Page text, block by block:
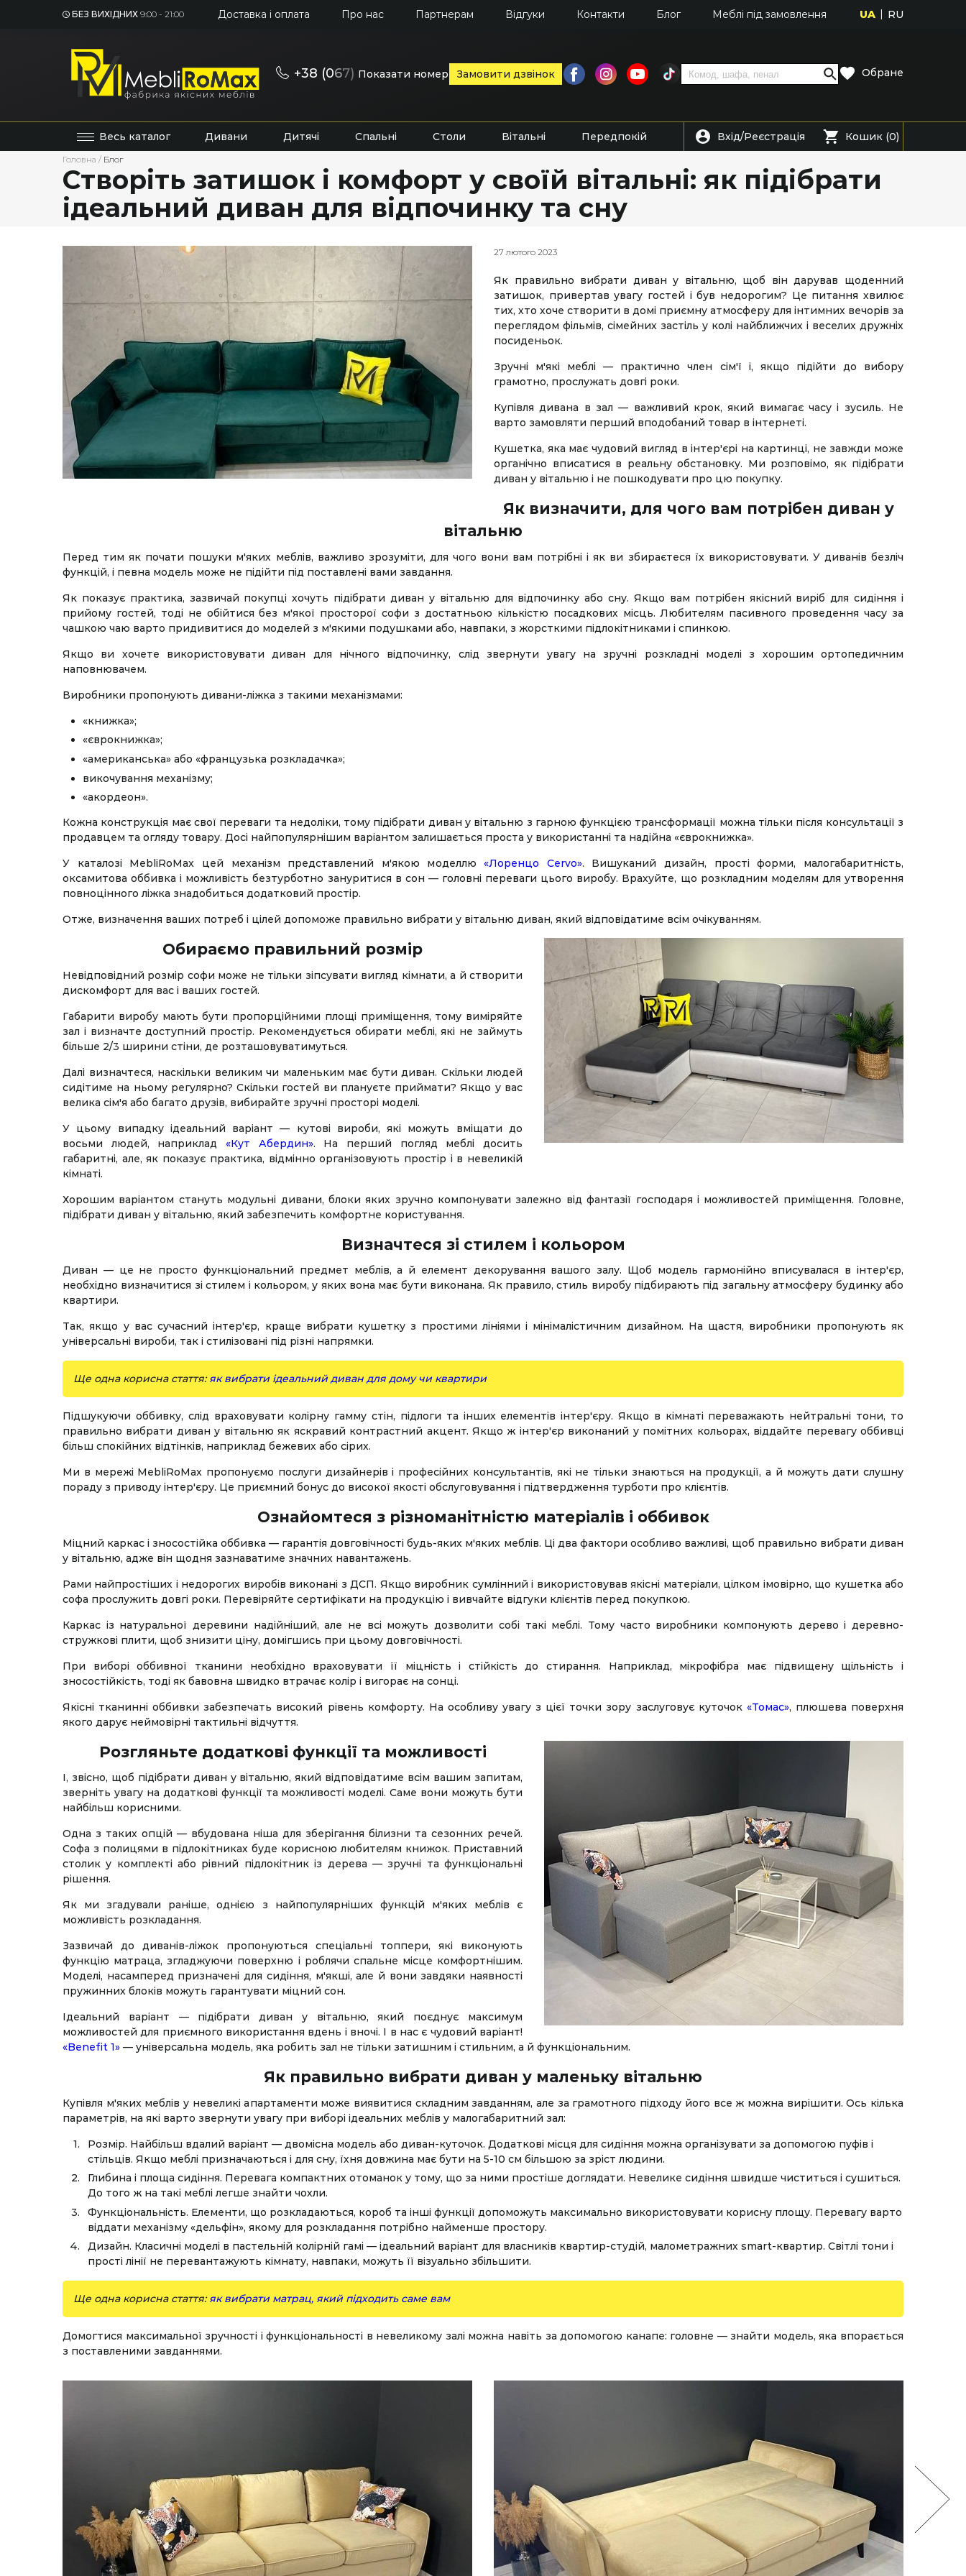
БЕЗ ВИХІДНИХ 9:00 - 21:00 Доставка і оплата Про нас Партнерам Відгуки Контакти Блог Меблі під замовлення UA RU
+38 (067) Показати номер Замовити дзвінок Обране
Весь каталог Дивани Дитячі Спальні Столи Вітальні Передпокій Вхід/Реєстрація Кошик (0)
Головна / Блог
Створіть затишок і комфорт у своїй вітальні: як підібрати
ідеальний диван для відпочинку та сну
27 лютого 2023
Як правильно вибрати диван у вітальню, щоб він дарував щоденний
затишок, привертав увагу гостей і був недорогим? Це питання хвилює
тих, хто хоче створити в домі приємну атмосферу для інтимних вечорів за
переглядом фільмів, сімейних застіль у колі найближчих і веселих дружніх
посиденьок.
Зручні м'які меблі — практично член сім'ї і, якщо підійти до вибору
грамотно, прослужать довгі роки.
Купівля дивана в зал — важливий крок, який вимагає часу і зусиль. Не
варто замовляти перший вподобаний товар в інтернеті.
Кушетка, яка має чудовий вигляд в інтер'єрі на картинці, не завжди може
органічно вписатися в реальну обстановку. Ми розповімо, як підібрати
диван у вітальню і не пошкодувати про цю покупку.
Як визначити, для чого вам потрібен диван у
вітальню
Перед тим як почати пошуки м'яких меблів, важливо зрозуміти, для чого вони вам потрібні і як ви збираєтеся їх використовувати. У диванів безліч
функцій, і певна модель може не підійти під поставлені вами завдання.
Як показує практика, зазвичай покупці хочуть підібрати диван у вітальню для відпочинку або сну. Якщо вам потрібен якісний виріб для сидіння і
прийому гостей, тоді не обійтися без м'якої просторої софи з достатньою кількістю посадкових місць. Любителям пасивного проведення часу за
чашкою чаю варто придивитися до моделей з м'якими подушками або, навпаки, з жорсткими підлокітниками і спинкою.
Якщо ви хочете використовувати диван для нічного відпочинку, слід звернути увагу на зручні розкладні моделі з хорошим ортопедичним
наповнювачем.
Виробники пропонують дивани-ліжка з такими механізмами:
«книжка»;
«єврокнижка»;
«американська» або «французька розкладачка»;
викочування механізму;
«акордеон».
Кожна конструкція має свої переваги та недоліки, тому підібрати диван у вітальню з гарною функцією трансформації можна тільки після консультації з
продавцем та огляду товару. Досі найпопулярнішим варіантом залишається проста у використанні та надійна «єврокнижка».
У каталозі MebliRoMax цей механізм представлений м'якою моделлю«Лоренцо Cervo». Вишуканий дизайн, прості форми, малогабаритність,
оксамитова оббивка і можливість безтурботно зануритися в сон — головні переваги цього виробу. Врахуйте, що розкладним моделям для утворення
повноцінного ліжка знадобиться додатковий простір.
Отже, визначення ваших потреб і цілей допоможе правильно вибрати у вітальню диван, який відповідатиме всім очікуванням.
Обираємо правильний розмір
Невідповідний розмір софи може не тільки зіпсувати вигляд кімнати, а й створити
дискомфорт для вас і ваших гостей.
Габарити виробу мають бути пропорційними площі приміщення, тому виміряйте
зал і визначте доступний простір. Рекомендується обирати меблі, які не займуть
більше 2/3 ширини стіни, де розташовуватимуться.
Далі визначтеся, наскільки великим чи маленьким має бути диван. Скільки людей
сидітиме на ньому регулярно? Скільки гостей ви плануєте приймати? Якщо у вас
велика сім'я або багато друзів, вибирайте зручні просторі моделі.
У цьому випадку ідеальний варіант — кутові вироби, які можуть вміщати до
восьми людей, наприклад «Кут Абердин». На перший погляд меблі досить
габаритні, але, як показує практика, відмінно організовують простір і в невеликій
кімнаті.
Хорошим варіантом стануть модульні дивани, блоки яких зручно компонувати залежно від фантазії господаря і можливостей приміщення. Головне,
підібрати диван у вітальню, який забезпечить комфортне користування.
Визначтеся зі стилем і кольором
Диван — це не просто функціональний предмет меблів, а й елемент декорування вашого залу. Щоб модель гармонійно вписувалася в інтер'єр,
необхідно визначитися зі стилем і кольором, у яких вона має бути виконана. Як правило, стиль виробу підбирають під загальну атмосферу будинку або
квартири.
Так, якщо у вас сучасний інтер'єр, краще вибрати кушетку з простими лініями і мінімалістичним дизайном. На щастя, виробники пропонують як
універсальні вироби, так і стилізовані під різні напрямки.
Ще одна корисна стаття: як вибрати ідеальний диван для дому чи квартири
Підшукуючи оббивку, слід враховувати колірну гамму стін, підлоги та інших елементів інтер'єру. Якщо в кімнаті переважають нейтральні тони, то
правильно вибрати диван у вітальню як яскравий контрастний акцент. Якщо ж інтер'єр виконаний у помітних кольорах, віддайте перевагу оббивці
більш спокійних відтінків, наприклад бежевих або сірих.
Ми в мережі MebliRoMax пропонуємо послуги дизайнерів і професійних консультантів, які не тільки знаються на продукції, а й можуть дати слушну
пораду з приводу інтер'єру. Це приємний бонус до високої якості обслуговування і підтвердження турботи про клієнтів.
Ознайомтеся з різноманітністю матеріалів і оббивок
Міцний каркас і зносостійка оббивка — гарантія довговічності будь-яких м'яких меблів. Ці два фактори особливо важливі, щоб правильно вибрати диван
у вітальню, адже він щодня зазнаватиме значних навантажень.
Рами найпростіших і недорогих виробів виконані з ДСП. Якщо виробник сумлінний і використовував якісні матеріали, цілком імовірно, що кушетка або
софа прослужить довгі роки. Перевіряйте сертифікати на продукцію і вивчайте відгуки клієнтів перед покупкою.
Каркас із натуральної деревини надійніший, але не всі можуть дозволити собі такі меблі. Тому часто виробники компонують дерево і деревно-
стружкові плити, щоб знизити ціну, домігшись при цьому довговічності.
При виборі оббивної тканини необхідно враховувати її міцність і стійкість до стирання. Наприклад, мікрофібра має підвищену щільність і
зносостійкість, тоді як бавовна швидко втрачає колір і вигорає на сонці.
Якісні тканинні оббивки забезпечать високий рівень комфорту. На особливу увагу з цієї точки зору заслуговує куточок «Томас», плюшева поверхня
якого дарує неймовірні тактильні відчуття.
Розгляньте додаткові функції та можливості
І, звісно, щоб підібрати диван у вітальню, який відповідатиме всім вашим запитам,
зверніть увагу на додаткові функції та можливості моделі. Саме вони можуть бути
найбільш корисними.
Одна з таких опцій — вбудована ніша для зберігання білизни та сезонних речей.
Софа з полицями в підлокітниках буде корисною любителям книжок. Приставний
столик у комплекті або рівний підлокітник із дерева — зручні та функціональні
рішення.
Як ми згадували раніше, однією з найпопулярніших функцій м'яких меблів є
можливість розкладання.
Зазвичай до диванів-ліжок пропонуються спеціальні топпери, які виконують
функцію матраца, згладжуючи поверхню і роблячи спальне місце комфортнішим.
Моделі, насамперед призначені для сидіння, м'якші, але й вони завдяки наявності
пружинних блоків можуть гарантувати міцний сон.
Ідеальний варіант — підібрати диван у вітальню, який поєднує максимум
можливостей для приємного використання вдень і вночі. І в нас є чудовий варіант!
«Benefit 1» — універсальна модель, яка робить зал не тільки затишним і стильним, а й функціональним.
Як правильно вибрати диван у маленьку вітальню
Купівля м'яких меблів у невеликі апартаменти може виявитися складним завданням, але за грамотного підходу його все ж можна вирішити. Ось кілька
параметрів, на які варто звернути увагу при виборі ідеальних меблів у малогабаритний зал:
Розмір. Найбільш вдалий варіант — двомісна модель або диван-куточок. Додаткові місця для сидіння можна організувати за допомогою пуфів і
стільців. Якщо меблі призначаються і для сну, їхня довжина має бути на 5-10 см більшою за зріст людини.
Глибина і площа сидіння. Перевага компактних отоманок у тому, що за ними простіше доглядати. Невелике сидіння швидше чиститься і сушиться.
До того ж на такі меблі легше знайти чохли.
Функціональність. Елементи, що розкладаються, короб та інші функції допоможуть максимально використовувати корисну площу. Перевагу варто
віддати механізму «дельфін», якому для розкладання потрібно найменше простору.
Дизайн. Класичні моделі в пастельній колірній гамі — ідеальний варіант для власників квартир-студій, малометражних smart-квартир. Світлі тони і
прості лінії не перевантажують кімнату, навпаки, можуть її візуально збільшити.
Ще одна корисна стаття: як вибрати матрац, який підходить саме вам
Домогтися максимальної зручності і функціональності в невеликому залі можна навіть за допомогою канапе: головне — знайти модель, яка впорається
з поставленими завданнями.